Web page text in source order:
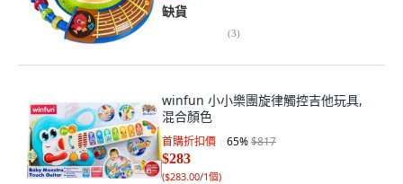
缺貨
(3)
winfun 小小樂團旋律觸控吉他玩具,
混合顏色
首購折扣價 65%$817
$283
($283.00/1個)